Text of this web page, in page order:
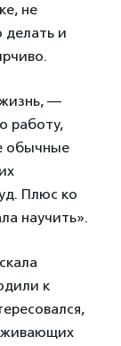
не
делать и
—
работу,
обычные
Плюс ко
научить».
к